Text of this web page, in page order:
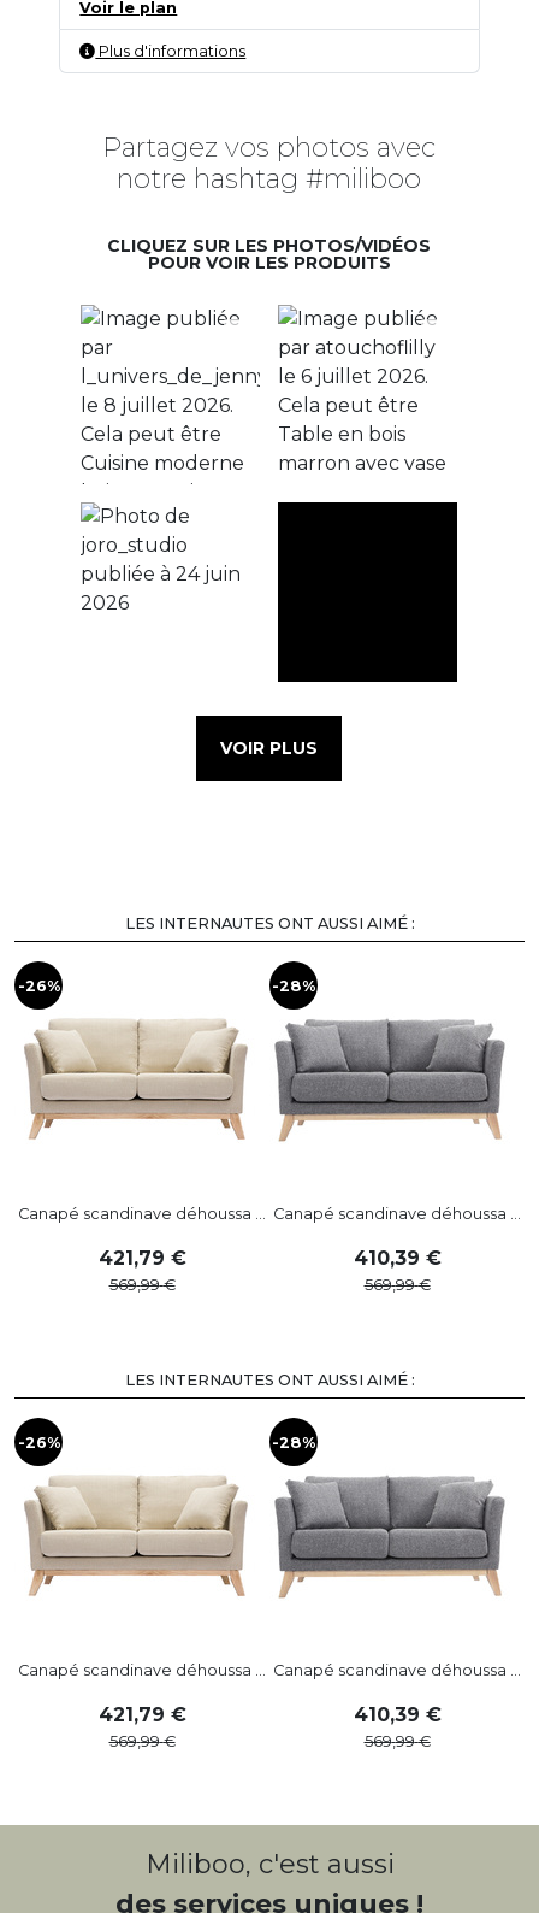
Voir le plan
Plus d'informations
Partagez vos photos avec
notre hashtag #miliboo
CLIQUEZ SUR LES PHOTOS/VIDÉOS
POUR VOIR LES PRODUITS
VOIR PLUS
LES INTERNAUTES ONT AUSSI AIMÉ :
-26%
Canapé scandinave déhoussa ...
421,79
569,99
-28%
Canapé scandinave déhoussa ...
410,39
569,99
LES INTERNAUTES ONT AUSSI AIMÉ :
-26%
Canapé scandinave déhoussa ...
421,79
569,99
-28%
Canapé scandinave déhoussa ...
410,39
569,99
Miliboo, c'est aussi
des services uniques !